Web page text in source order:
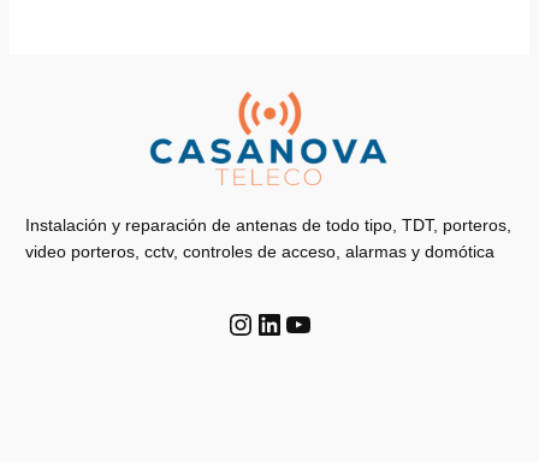
Instalación y reparación de antenas de todo tipo, TDT, porteros,
video porteros, cctv, controles de acceso, alarmas y domótica
Instagram
LinkedIn
YouTube